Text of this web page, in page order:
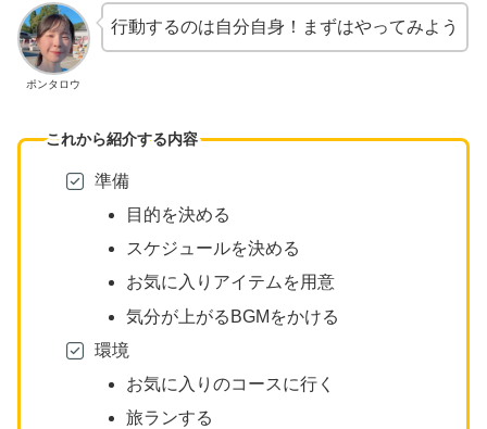
ポンタロウ
行動するのは自分自身！まずはやってみよう
これから紹介する内容
準備
目的を決める
スケジュールを決める
お気に入りアイテムを用意
気分が上がるBGMをかける
環境
お気に入りのコースに行く
旅ランする